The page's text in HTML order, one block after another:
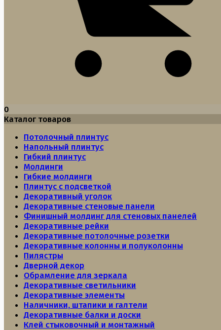
0
Каталог товаров
Потолочный плинтус
Напольный плинтус
Гибкий плинтус
Молдинги
Гибкие молдинги
Плинтус с подсветкой
Декоративный уголок
Декоративные стеновые панели
Финишный молдинг для стеновых панелей
Декоративные рейки
Декоративные потолочные розетки
Декоративные колонны и полуколонны
Пилястры
Дверной декор
Обрамление для зеркала
Декоративные светильники
Декоративные элементы
Наличники, штапики и галтели
Декоративные балки и доски
Клей стыковочный и монтажный